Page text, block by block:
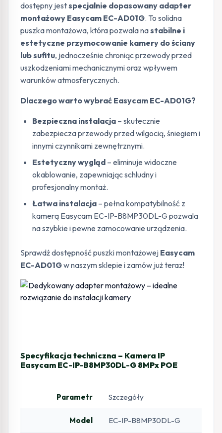
dostępny jestspecjalnie dopasowany adapter
montażowy Easycam EC-AD01G. To solidna
puszka montażowa, która pozwala nastabilne i
estetyczne przymocowanie kamery do ściany
lub sufitu, jednocześnie chroniąc przewody przed
uszkodzeniami mechanicznymi oraz wpływem
warunków atmosferycznych.
Dlaczego warto wybrać Easycam EC-AD01G?
Bezpieczna instalacja – skutecznie
zabezpiecza przewody przed wilgocią, śniegiem i
innymi czynnikami zewnętrznymi.
Estetyczny wygląd – eliminuje widoczne
okablowanie, zapewniając schludny i
profesjonalny montaż.
Łatwa instalacja – pełna kompatybilność z
kamerą Easycam EC-IP-B8MP30DL-G pozwala
na szybkie i pewne zamocowanie urządzenia.
Sprawdź dostępność puszki montażowej Easycam
EC-AD01Gw naszym sklepie i zamów już teraz!
Specyfikacja techniczna – Kamera IP
Easycam EC-IP-B8MP30DL-G 8MPx POE
Parametr Szczegóły
Model EC-IP-B8MP30DL-G